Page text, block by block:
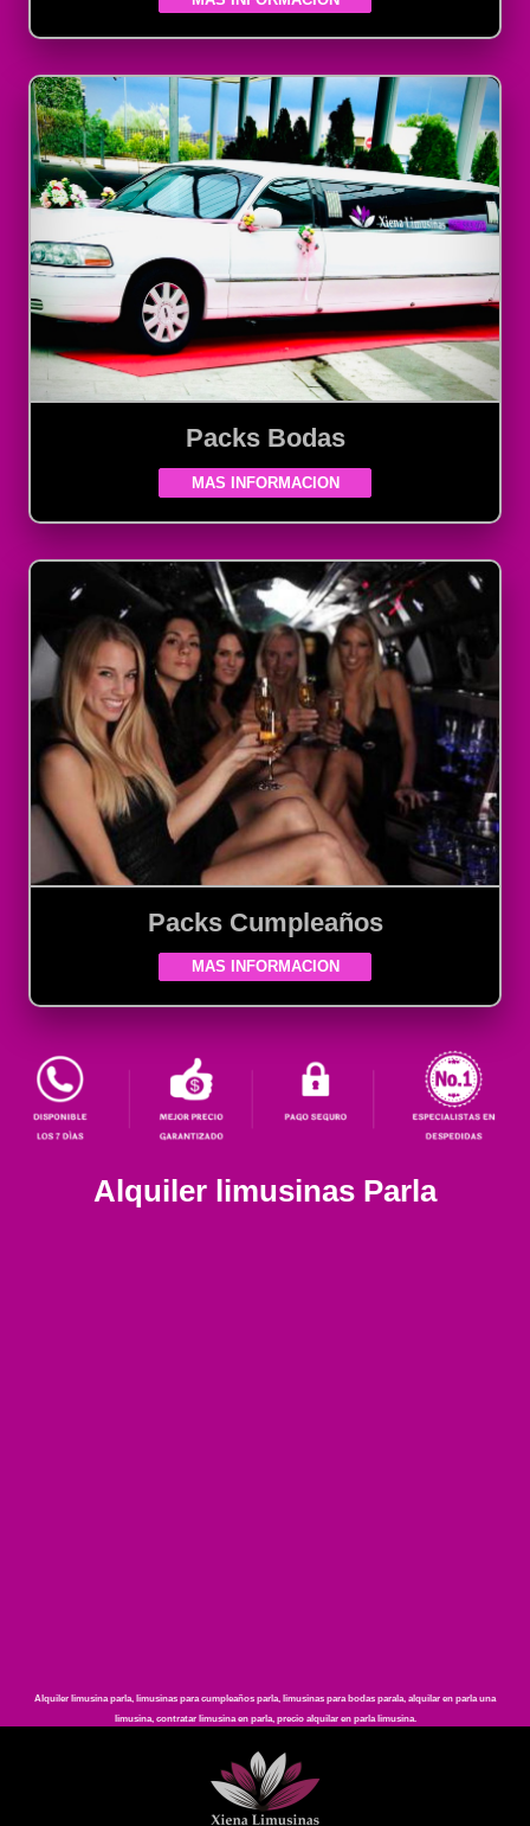
Packs Bodas
MAS INFORMACION
Packs Cumpleaños
MAS INFORMACION
Alquiler limusinas Parla
Alquiler limusina parla, limusinas para cumpleaños parla, limusinas para bodas parala, alquilar en parla una
limusina, contratar limusina en parla, precio alquilar en parla limusina.